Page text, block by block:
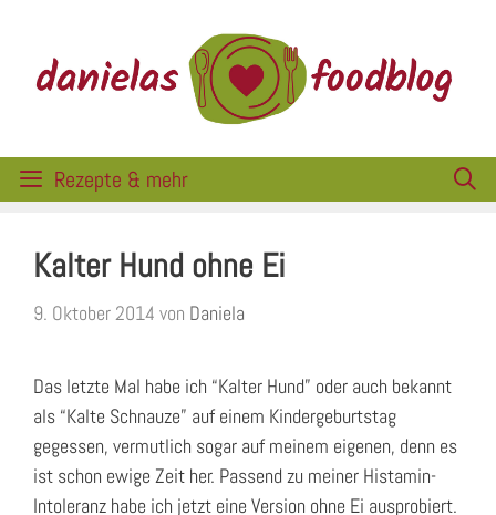
springen
Rezepte & mehr
Kalter Hund ohne Ei
9. Oktober 2014 von Daniela
Das letzte Mal habe ich “Kalter Hund” oder auch bekannt
als “Kalte Schnauze” auf einem Kindergeburtstag
gegessen, vermutlich sogar auf meinem eigenen, denn es
ist schon ewige Zeit her. Passend zu meiner Histamin-
Intoleranz habe ich jetzt eine Version ohne Ei ausprobiert.